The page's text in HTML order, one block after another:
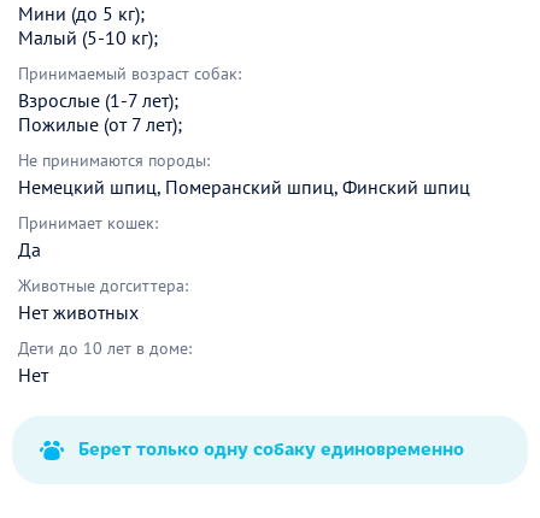
Мини (до 5 кг);
Малый (5-10 кг);
Принимаемый возраст собак:
Взрослые (1-7 лет);
Пожилые (от 7 лет);
Не принимаются породы:
Немецкий шпиц, Померанский шпиц, Финский шпиц
Принимает кошек:
Да
Животные догситтера:
Нет животных
Дети до 10 лет в доме:
Нет
Берет только одну собаку единовременно